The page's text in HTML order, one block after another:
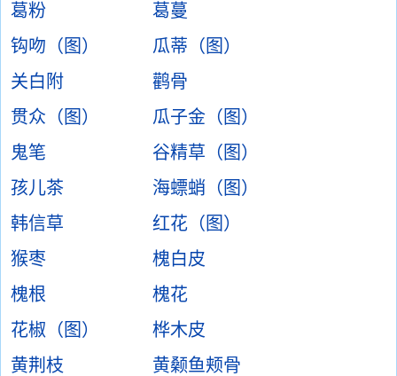
葛粉
葛蔓
钩吻（图）
瓜蒂（图）
关白附
鹳骨
贯众（图）
瓜子金（图）
鬼笔
谷精草（图）
孩儿茶
海螵蛸（图）
韩信草
红花（图）
猴枣
槐白皮
槐根
槐花
花椒（图）
桦木皮
黄荆枝
黄颡鱼颊骨